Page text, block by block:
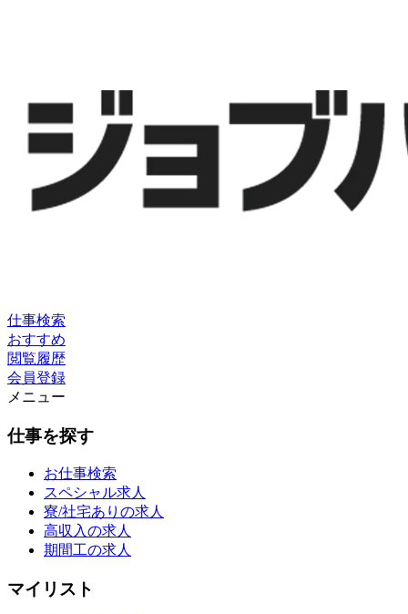
仕事検索
おすすめ
閲覧履歴
会員登録
メニュー
仕事を探す
お仕事検索
スペシャル求人
寮/社宅ありの求人
高収入の求人
期間工の求人
マイリスト